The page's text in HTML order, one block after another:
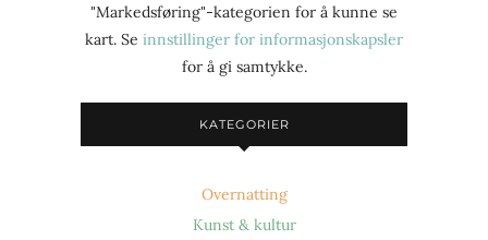
"Markedsføring"-kategorien for å kunne se
kart. Se innstillinger for informasjonskapsler
for å gi samtykke.
KATEGORIER
Overnatting
Kunst & kultur